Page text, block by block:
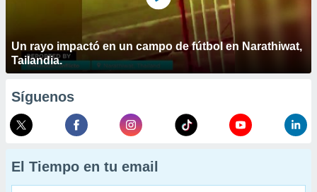
Un rayo impactó en un campo de fútbol en Narathiwat,
Tailandia.
Síguenos
El Tiempo en tu email